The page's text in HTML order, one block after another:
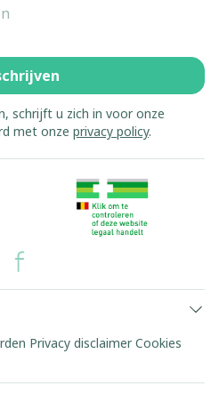
schrijft u zich in voor onze
met onze privacy policy.
Privacy disclaimer Cookies